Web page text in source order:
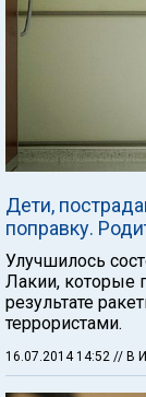
Дети,
поправку.
Улучшилось
Лакии, которые
результате
террористами.
16.07.2014 14:52 // В